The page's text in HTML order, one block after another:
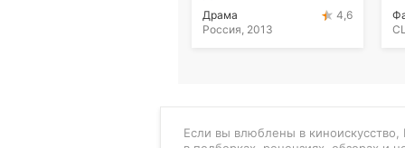
Драма
Россия, 2013
4,6
Если вы влюблены в киноискусство,